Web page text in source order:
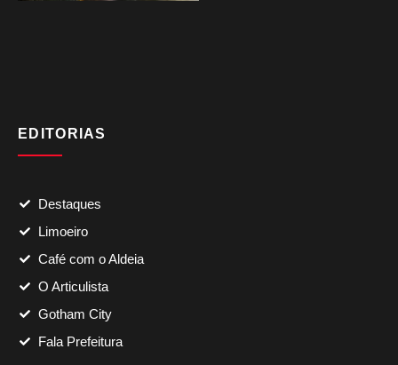
EDITORIAS
Destaques
Limoeiro
Café com o Aldeia
O Articulista
Gotham City
Fala Prefeitura